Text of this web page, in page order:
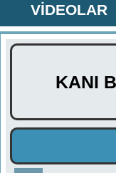
VİDEOLAR
KANI